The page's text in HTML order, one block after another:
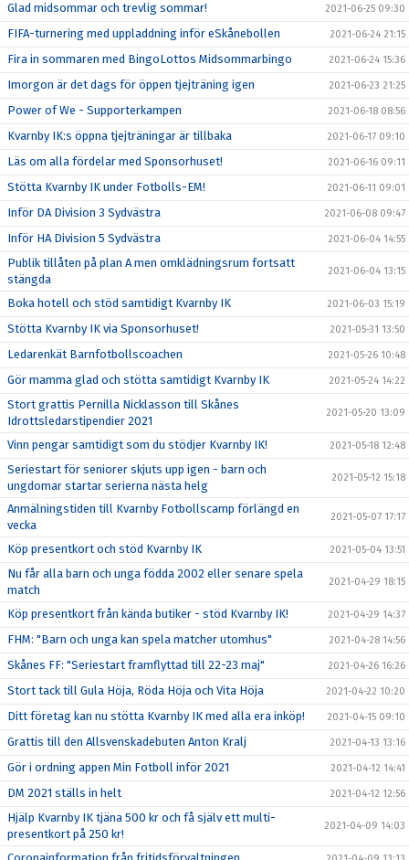
Glad midsommar och trevlig sommar! 2021-06-25 09:30
FIFA-turnering med uppladdning inför eSkånebollen 2021-06-24 21:15
Fira in sommaren med BingoLottos Midsommarbingo 2021-06-24 15:36
Imorgon är det dags för öppen tjejträning igen 2021-06-23 21:25
Power of We - Supporterkampen 2021-06-18 08:56
Kvarnby IK:s öppna tjejträningar är tillbaka 2021-06-17 09:10
Läs om alla fördelar med Sponsorhuset! 2021-06-16 09:11
Stötta Kvarnby IK under Fotbolls-EM! 2021-06-11 09:01
Inför DA Division 3 Sydvästra 2021-06-08 09:47
Inför HA Division 5 Sydvästra 2021-06-04 14:55
Publik tillåten på plan A men omklädningsrum fortsatt
stängda
2021-06-04 13:15
Boka hotell och stöd samtidigt Kvarnby IK 2021-06-03 15:19
Stötta Kvarnby IK via Sponsorhuset! 2021-05-31 13:50
Ledarenkät Barnfotbollscoachen 2021-05-26 10:48
Gör mamma glad och stötta samtidigt Kvarnby IK 2021-05-24 14:22
Stort grattis Pernilla Nicklasson till Skånes
Idrottsledarstipendier 2021
2021-05-20 13:09
Vinn pengar samtidigt som du stödjer Kvarnby IK! 2021-05-18 12:48
Seriestart för seniorer skjuts upp igen - barn och
ungdomar startar serierna nästa helg
2021-05-12 15:18
Anmälningstiden till Kvarnby Fotbollscamp förlängd en
vecka
2021-05-07 17:17
Köp presentkort och stöd Kvarnby IK 2021-05-04 13:51
Nu får alla barn och unga födda 2002 eller senare spela
match
2021-04-29 18:15
Köp presentkort från kända butiker - stöd Kvarnby IK! 2021-04-29 14:37
FHM: "Barn och unga kan spela matcher utomhus" 2021-04-28 14:56
Skånes FF: "Seriestart framflyttad till 22-23 maj" 2021-04-26 16:26
Stort tack till Gula Höja, Röda Höja och Vita Höja 2021-04-22 10:20
Ditt företag kan nu stötta Kvarnby IK med alla era inköp! 2021-04-15 09:10
Grattis till den Allsvenskadebuten Anton Kralj 2021-04-13 13:16
Gör i ordning appen Min Fotboll inför 2021 2021-04-12 14:41
DM 2021 ställs in helt 2021-04-12 12:56
Hjälp Kvarnby IK tjäna 500 kr och få själv ett multi-
presentkort på 250 kr!
2021-04-09 14:03